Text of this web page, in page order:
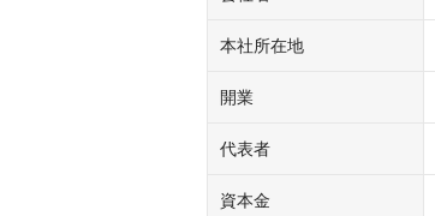
本社所在地
開業
代表者
資本金